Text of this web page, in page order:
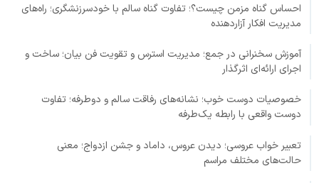
احساس گناه مزمن چیست؟؛ تفاوت گناه سالم با خودسرزنشگری؛ راه‌های
مدیریت افکار آزاردهنده
آموزش سخنرانی در جمع؛ مدیریت استرس و تقویت فن بیان؛ ساخت و
اجرای ارائه‌ای اثرگذار
خصوصیات دوست خوب؛ نشانه‌های رفاقت سالم و دوطرفه؛ تفاوت
دوست واقعی با رابطه یک‌طرفه
تعبیر خواب عروسی؛ دیدن عروس، داماد و جشن ازدواج؛ معنی
حالت‌های مختلف مراسم